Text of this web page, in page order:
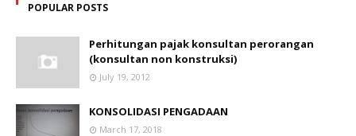
POPULAR POSTS
Perhitungan pajak konsultan perorangan
(konsultan non konstruksi)
July 19, 2012
KONSOLIDASI PENGADAAN
March 17, 2018